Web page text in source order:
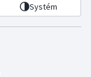
Systém